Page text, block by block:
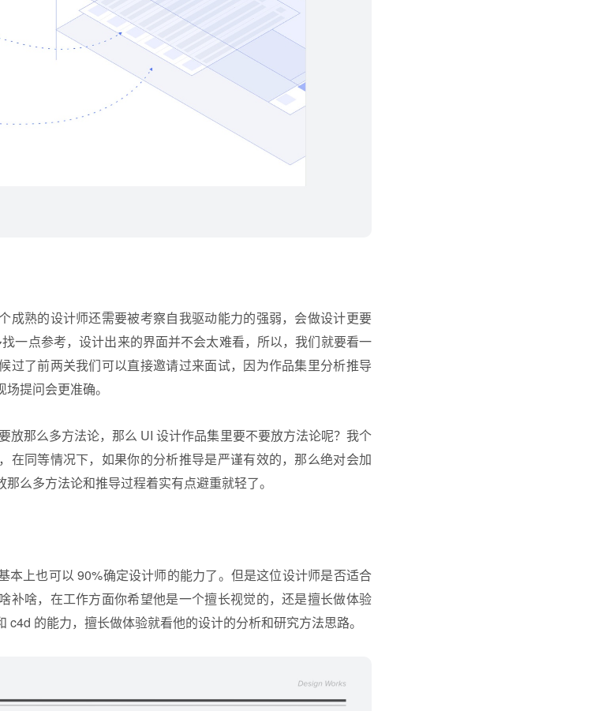
成熟的设计师还需要被考察自我驱动能力的强弱，会做设计更要
一点参考，设计出来的界面并不会太难看，所以，我们就要看一
过了前两关我们可以直接邀请过来面试，因为作品集里分析推导
提问会更准确。
放那么多方法论，那么 UI 设计作品集里要不要放方法论呢？我个
在同等情况下，如果你的分析推导是严谨有效的，那么绝对会加
么多方法论和推导过程着实有点避重就轻了。
本上也可以 90%确定设计师的能力了。但是这位设计师是否适合
补啥，在工作方面你希望他是一个擅长视觉的，还是擅长做体验
的能力，擅长做体验就看他的设计的分析和研究方法思路。